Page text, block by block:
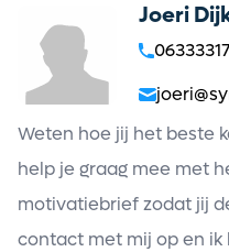
Joeri
Weten hoe jij het beste
help je graag mee met
motivatiebrief zodat jij
contact met mij op en ik